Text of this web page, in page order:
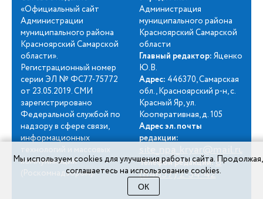
«Официальный сайт
Администрации
муниципального района
Красноярский Самарской
области».
Регистрационный номер
серии ЭЛ № ФС77-75772
от 23.05.2019. СМИ
зарегистрировано
Федеральной службой по
надзору в сфере связи,
информационных
технологий и массовых
коммуникаций
(Роскомнадзором).
Администрация
муниципального района
Красноярский Самарской
области
Главный редактор: Яценко
Ю.В.
Адрес: 446370, Самарская
обл., Красноярский р-н, с.
Красный Яр, ул.
Кооперативная, д. 105
Адрес эл. почты
редакции:
site_npa_kryar@mail.ru
Телефон редакции: 8
(84657) 2-34-42
Мы используем cookies для улучшения работы сайта.
соглашаетесь на использование cookies.
ОК